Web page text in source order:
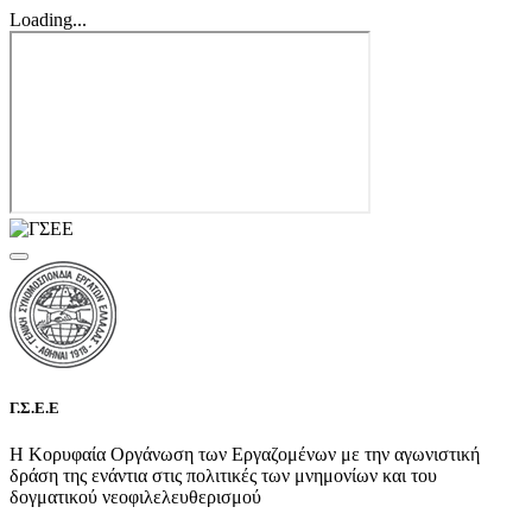
Loading...
Γ.Σ.Ε.Ε
Η Κορυφαία Οργάνωση των Εργαζομένων με την αγωνιστική
δράση της ενάντια στις πολιτικές των μνημονίων και του
δογματικού νεοφιλελευθερισμού